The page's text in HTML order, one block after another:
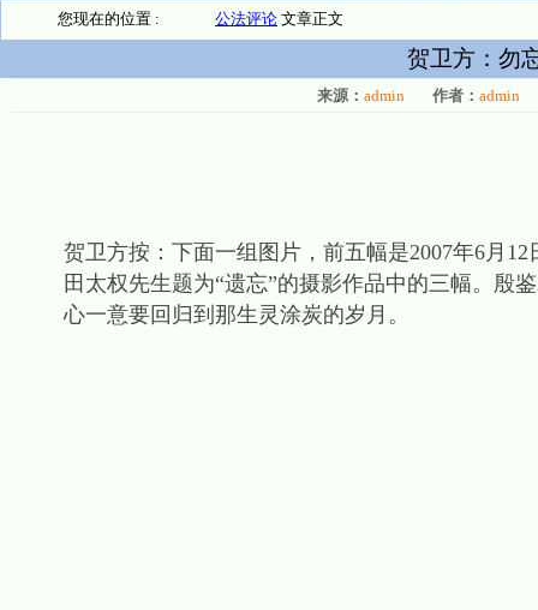
您现在的位置 : 公法评论 文章正文
贺卫方：勿
来源： admin 作者： admin
贺卫方按：下面一组图片，前五幅是2007年6月
田太权先生题为“遗忘”的摄影作品中的三幅。殷
心一意要回归到那生灵涂炭的岁月。